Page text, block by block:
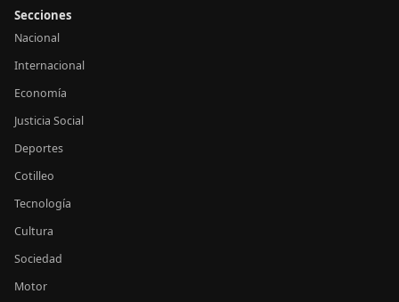
Secciones
Nacional
Internacional
Economía
Justicia Social
Deportes
Cotilleo
Tecnología
Cultura
Sociedad
Motor